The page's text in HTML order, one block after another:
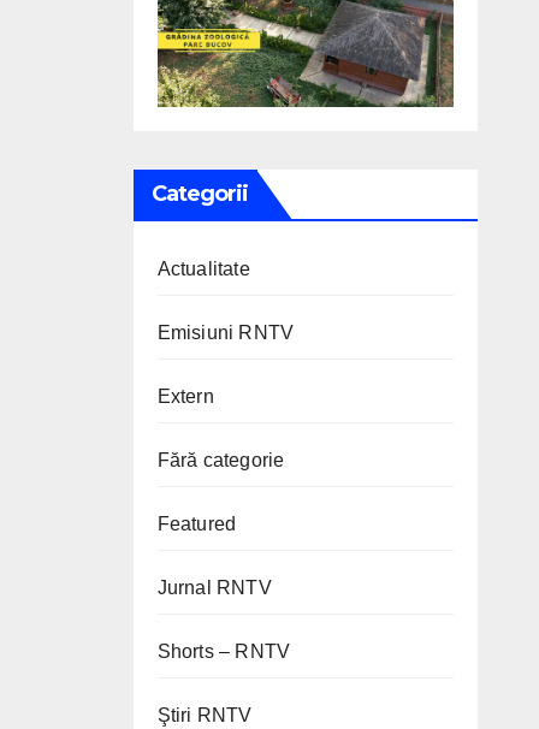
Categorii
Actualitate
Emisiuni RNTV
Extern
Fără categorie
Featured
Jurnal RNTV
Shorts – RNTV
Ştiri RNTV